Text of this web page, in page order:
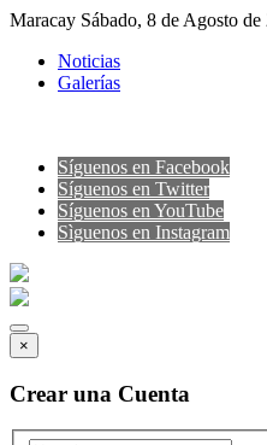
Maracay Sábado, 8 de Agosto de
Noticias
Galerías
Síguenos en Facebook
Síguenos en Twitter
Síguenos en YouTube
Sìguenos en Instagram
×
Crear una Cuenta